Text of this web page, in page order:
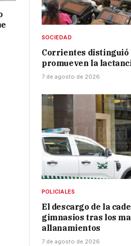
SOCIEDAD
Corrientes distinguió
promueven la
7 de agosto de 2026
POLICIALES
El descargo de la
gimnasios tras los
allanamientos
7 de agosto de 2026